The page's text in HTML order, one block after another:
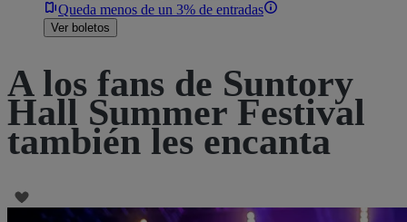
Queda menos de un 3% de entradas
Ver boletos
A los fans de Suntory
Hall Summer Festival
también les encanta